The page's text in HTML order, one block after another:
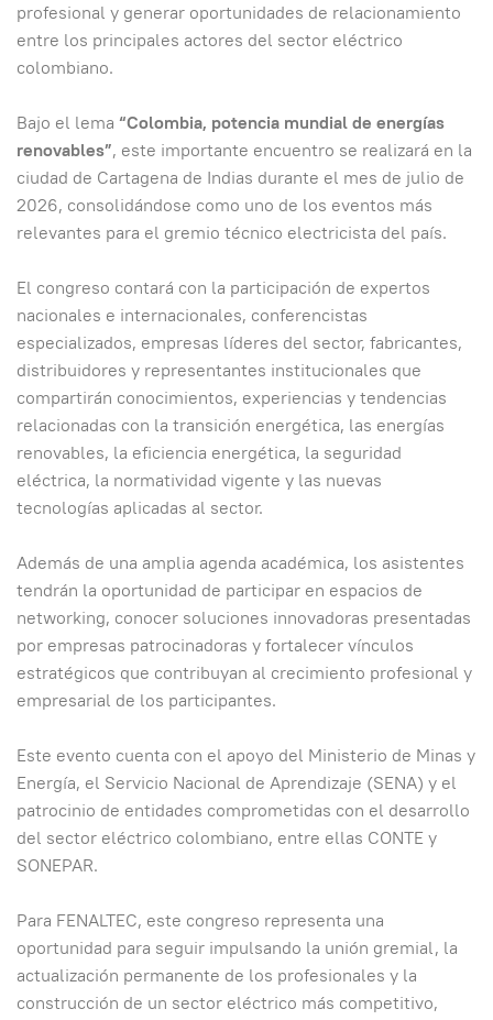
profesional y generar oportunidades de relacionamiento
entre los principales actores del sector eléctrico
colombiano.
Bajo el lema “Colombia, potencia mundial de energías
renovables”, este importante encuentro se realizará en la
ciudad de Cartagena de Indias durante el mes de julio de
2026, consolidándose como uno de los eventos más
relevantes para el gremio técnico electricista del país.
El congreso contará con la participación de expertos
nacionales e internacionales, conferencistas
especializados, empresas líderes del sector, fabricantes,
distribuidores y representantes institucionales que
compartirán conocimientos, experiencias y tendencias
relacionadas con la transición energética, las energías
renovables, la eficiencia energética, la seguridad
eléctrica, la normatividad vigente y las nuevas
tecnologías aplicadas al sector.
Además de una amplia agenda académica, los asistentes
tendrán la oportunidad de participar en espacios de
networking, conocer soluciones innovadoras presentadas
por empresas patrocinadoras y fortalecer vínculos
estratégicos que contribuyan al crecimiento profesional y
empresarial de los participantes.
Este evento cuenta con el apoyo del Ministerio de Minas y
Energía, el Servicio Nacional de Aprendizaje (SENA) y el
patrocinio de entidades comprometidas con el desarrollo
del sector eléctrico colombiano, entre ellas CONTE y
SONEPAR.
Para FENALTEC, este congreso representa una
oportunidad para seguir impulsando la unión gremial, la
actualización permanente de los profesionales y la
construcción de un sector eléctrico más competitivo,